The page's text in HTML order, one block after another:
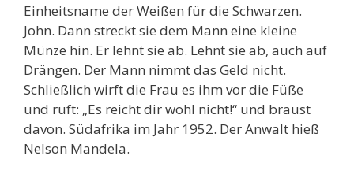
Einheitsname der Weißen für die Schwarzen.
John. Dann streckt sie dem Mann eine kleine
Münze hin. Er lehnt sie ab. Lehnt sie ab, auch auf
Drängen. Der Mann nimmt das Geld nicht.
Schließlich wirft die Frau es ihm vor die Füße
und ruft: „Es reicht dir wohl nicht!“ und braust
davon. Südafrika im Jahr 1952. Der Anwalt hieß
Nelson Mandela.